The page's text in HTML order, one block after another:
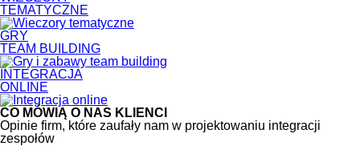
TEMATYCZNE
GRY
TEAM BUILDING
INTEGRACJA
ONLINE
CO MÓWIĄ O NAS KLIENCI
Opinie firm, które zaufały nam w projektowaniu integracji
zespołów